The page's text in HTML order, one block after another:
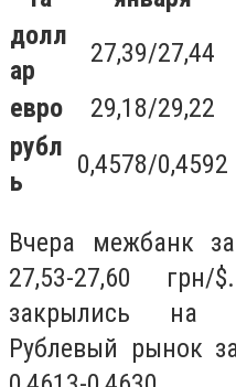
долл
ар
27,39/27,44
евро
29,18/29,22
рубл
ь
0,4578/0,4592
Вчера межбанк
27,53-27,60
закрылись на
Рублевый рынок